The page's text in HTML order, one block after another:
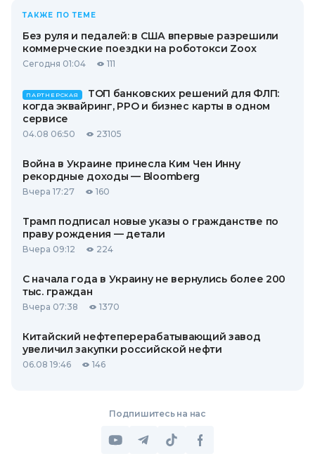
ТАКЖЕ ПО ТЕМЕ
Без руля и педалей: в США впервые разрешили
коммерческие поездки на роботокси Zoox
Сегодня 01:04 111
ПАРТНЕРСКАЯ
ТОП банковских решений для ФЛП:
когда эквайринг, РРО и бизнес карты в одном
сервисе
04.08 06:50 23105
Война в Украине принесла Ким Чен Инну
рекордные доходы — Bloomberg
Вчера 17:27 160
Трамп подписал новые указы о гражданстве по
праву рождения — детали
Вчера 09:12 224
С начала года в Украину не вернулись более 200
тыс. граждан
Вчера 07:38 1370
Китайский нефтеперерабатывающий завод
увеличил закупки российской нефти
06.08 19:46 146
Подпишитесь на нас